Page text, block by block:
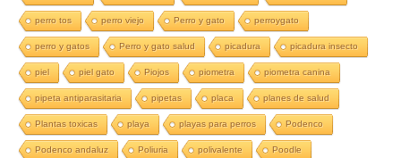
perro tos perro viejo Perro y gato perroygato
perro y gatos Perro y gato salud picadura picadura insecto
piel piel gato Piojos piometra piometra canina
pipeta antiparasitaria pipetas placa planes de salud
Plantas toxicas playa playas para perros Podenco
Podenco andaluz Poliuria polivalente Poodle